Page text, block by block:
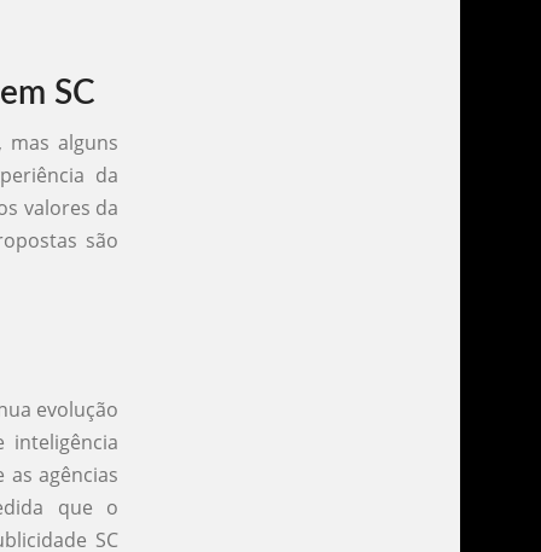
SC
mas alguns
da
valores da
são
evolução
inteligência
agências
que o
SC